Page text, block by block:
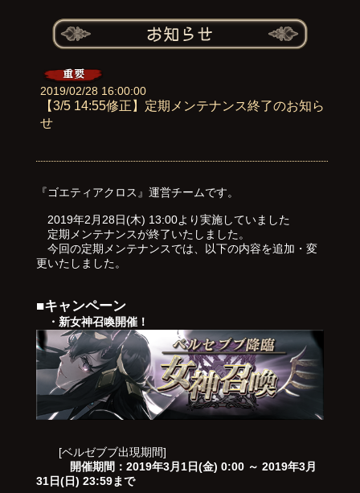
2019/02/28 16:00:00
【3/5 14:55修正】定期メンテナンス終了のお知ら
せ
『ゴエティアクロス』運営チームです。
2019年2月28日(木) 13:00より実施していました
定期メンテナンスが終了いたしました。
今回の定期メンテナンスでは、以下の内容を追加・変
更いたしました。
■キャンペーン
・新女神召喚開催！
[ベルゼブブ出現期間]
開催期間：2019年3月1日(金) 0:00 ～ 2019年3月
31日(日) 23:59まで